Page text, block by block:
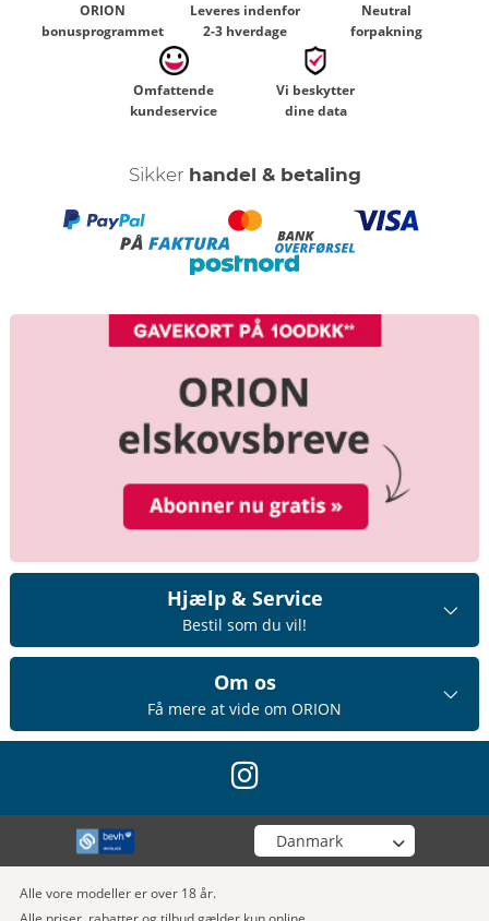
ORION
bonusprogrammet
Leveres indenfor
2-3 hverdage
Neutral
forpakning
Omfattende
kundeservice
Vi beskytter
dine data
Sikker handel & betaling
Hjælp & Service
Bestil som du vil!
Om os
Få mere at vide om ORION
instagram
Vælg din butik
Alle vore modeller er over 18 år.